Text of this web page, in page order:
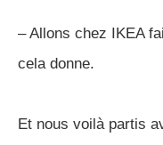
– Allons chez IKEA
cela donne.
Et nous voilà partis